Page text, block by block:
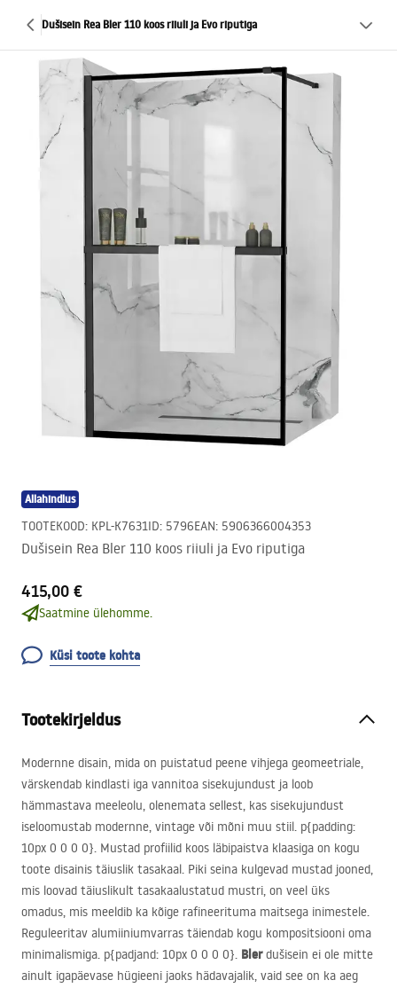
Dušisein Rea Bler 110 koos riiuli ja Evo riputiga
Allahindlus
TOOTEKOOD: KPL-K7631ID: 5796EAN: 5906366004353
Dušisein Rea Bler 110 koos riiuli ja Evo riputiga
415,00 €
Saatmine ülehomme.
Küsi toote kohta
Tootekirjeldus
Modernne disain, mida on puistatud peene vihjega geomeetriale,
värskendab kindlasti iga vannitoa sisekujundust ja loob
hämmastava meeleolu, olenemata sellest, kas sisekujundust
iseloomustab modernne, vintage või mõni muu stiil. p{padding:
10px 0 0 0 0}. Mustad profiilid koos läbipaistva klaasiga on kogu
toote disainis täiuslik tasakaal. Piki seina kulgevad mustad jooned,
mis loovad täiuslikult tasakaalustatud mustri, on veel üks
omadus, mis meeldib ka kõige rafineerituma maitsega inimestele.
Reguleeritav alumiiniumvarras täiendab kogu kompositsiooni oma
minimalismiga. p{padjand: 10px 0 0 0 0}. Blerdušisein ei ole mitte
ainult igapäevase hügieeni jaoks hädavajalik, vaid see on ka aeg